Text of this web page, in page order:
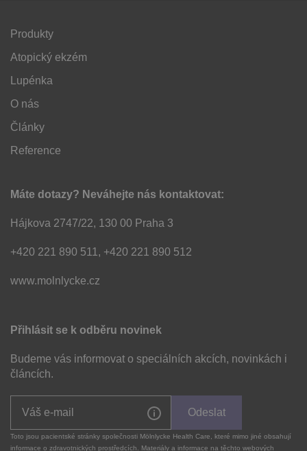
Produkty
Atopický ekzém
Lupénka
O nás
Články
Reference
Máte dotazy? Neváhejte nás kontaktovat:
Hájkova 2747/22, 130 00 Praha 3
+420 221 890 511, +420 221 890 512
www.molnlycke.cz
Přihlásit se k odběru novinek
Budeme vás informovat o speciálních akcích, novinkách i
článcích.
Odeslat
Toto jsou pacientské stránky společnosti Mölnlycke Health Care, které mimo jiné obsahují
informace o zdravotnických prostředcích. Materiály a informace na těchto webových